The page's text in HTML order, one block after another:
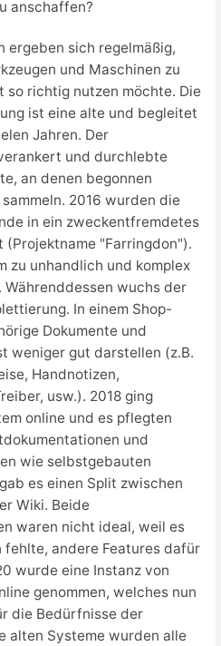
anschaffen?
ergeben sich regelmäßig,
und Maschinen zu
richtig nutzen möchte. Die
ist eine alte und begleitet
Jahren. Der
und durchlebte
an denen begonnen
2016 wurden die
in ein zweckentfremdetes
"Farringdon").
zu unhandlich und komplex
wuchs der
In einem Shop-
Dokumente und
weniger gut darstellen (z.B.
Handnotizen,
usw.). 2018 ging
online und es pflegten
und
wie selbstgebauten
es einen Split zwischen
Wiki. Beide
waren nicht ideal, weil es
fehlte, andere Features dafür
wurde eine Instanz von
genommen, welches nun
die Bedürfnisse der
alten Systeme wurden alle